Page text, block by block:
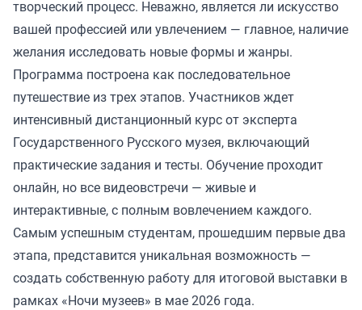
творческий процесс. Неважно, является ли искусство
вашей профессией или увлечением — главное, наличие
желания исследовать новые формы и жанры.
Программа построена как последовательное
путешествие из трех этапов. Участников ждет
интенсивный дистанционный курс от эксперта
Государственного Русского музея, включающий
практические задания и тесты. Обучение проходит
онлайн, но все видеовстречи — живые и
интерактивные, с полным вовлечением каждого.
Самым успешным студентам, прошедшим первые два
этапа, представится уникальная возможность —
создать собственную работу для итоговой выставки в
рамках «Ночи музеев» в мае 2026 года.